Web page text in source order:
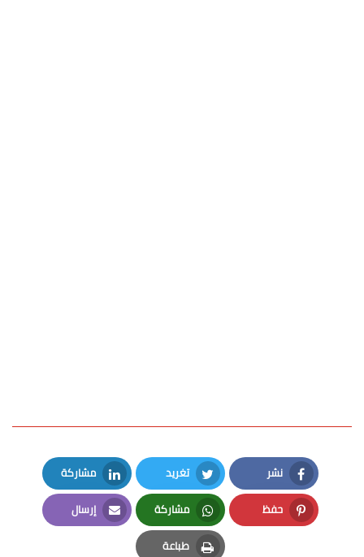
نشر
Facebook
تغريد
Twitter
مشاركة
LinkedIn
حفظ
Pinterest
مشاركة
Whatsapp
إرسال
Email
طباعة